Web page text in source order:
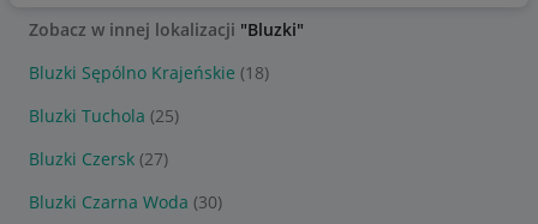
Zobacz w innej lokalizacji "Bluzki"
Bluzki Sępólno Krajeńskie (18)
Bluzki Tuchola (25)
Bluzki Czersk (27)
Bluzki Czarna Woda (30)